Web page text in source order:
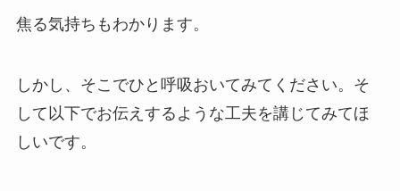
焦る気持ちもわかります。
しかし、そこでひと呼吸おいてみてください。そ
して以下でお伝えするような工夫を講じてみてほ
しいです。